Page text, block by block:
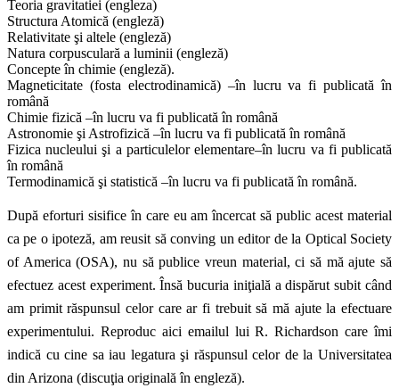
Teoria gravitatiei (engleza)
Structura Atomică (engleză)
Relativitate şi altele (engleză)
Natura corpusculară a luminii (engleză)
Concepte în chimie (engleză).
Magneticitate (fosta electrodinamică) –în lucru va fi publicată în
română
Chimie fizică –în lucru va fi publicată în română
Astronomie şi Astrofizică –în lucru va fi publicată în română
Fizica nucleului şi a particulelor elementare–în lucru va fi publicată
în română
Termodinamică şi statistică –în lucru va fi publicată în română.
După eforturi sisifice în care eu am încercat să public acest material
ca pe o ipoteză, am reusit să conving un editor de la Optical Society
of America (OSA), nu să publice vreun material, ci să mă ajute să
efectuez acest experiment. Însă bucuria iniţială a dispărut subit când
am primit răspunsul celor care ar fi trebuit să mă ajute la efectuare
experimentului. Reproduc aici emailul lui R. Richardson care îmi
indică cu cine sa iau legatura şi răspunsul celor de la Universitatea
din Arizona (discuţia originală în engleză).